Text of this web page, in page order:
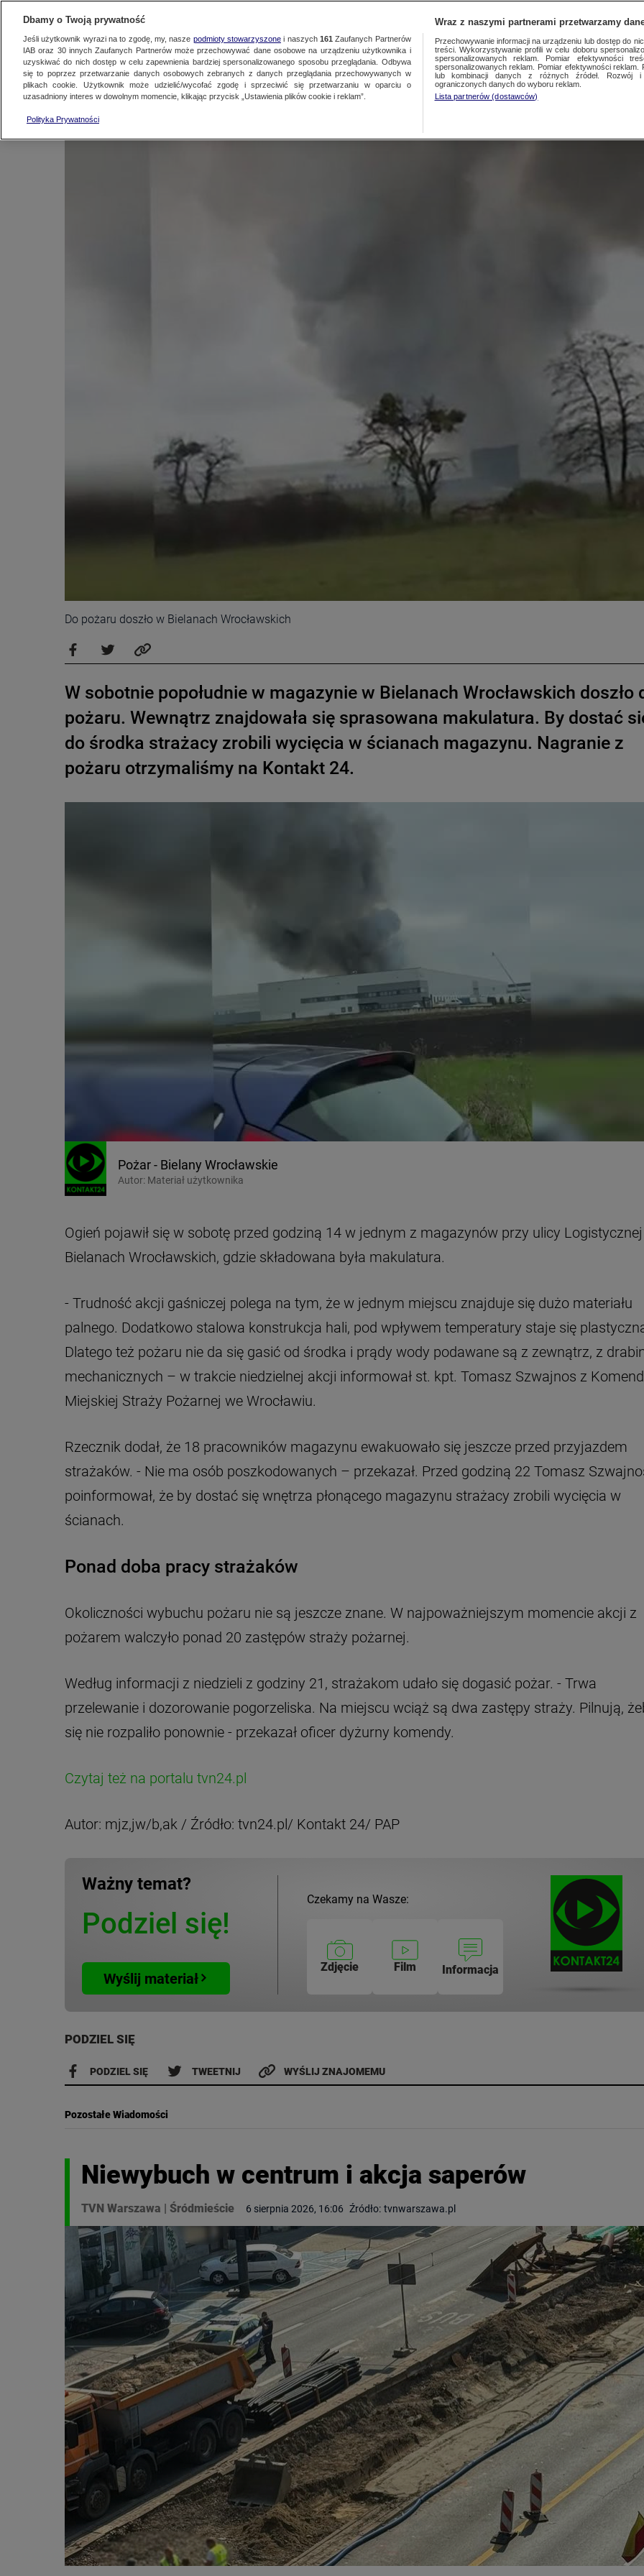
KONTAKT24 GORĄCE TEMATY
Pożar magazynu z makulaturą. Wielogodzinna
Kontakt24
Do pożaru doszło w Bielanach Wrocławskich
W sobotnie popołudnie w magazynie w Bielanach Wrocławskich doszło
pożaru. Wewnątrz znajdowała się sprasowana makulatura. By dostać
do środka strażacy zrobili wycięcia w ścianach magazynu. Nagranie z
pożaru otrzymaliśmy na Kontakt 24.
Pożar - Bielany Wrocławskie
Autor: Materiał użytkownika
Ogień pojawił się w sobotę przed godziną 14 w jednym z magazynów przy ulicy
Bielanach Wrocławskich, gdzie składowana była makulatura.
- Trudność akcji gaśniczej polega na tym, że w jednym miejscu znajduje się dużo materiału
palnego. Dodatkowo stalowa konstrukcja hali, pod wpływem temperatury staje się
Dlatego też pożaru nie da się gasić od środka i prądy wody podawane są z zewnątrz, z
mechanicznych – w trakcie niedzielnej akcji informował st. kpt. Tomasz Szwajnos z
Miejskiej Straży Pożarnej we Wrocławiu.
Rzecznik dodał, że 18 pracowników magazynu ewakuowało się jeszcze przed przyjazdem
strażaków. - Nie ma osób poszkodowanych – przekazał. Przed godziną 22 Tomasz
poinformował, że by dostać się wnętrza płonącego magazynu strażacy zrobili wycięcia w
ścianach.
Ponad doba pracy strażaków
Okoliczności wybuchu pożaru nie są jeszcze znane. W najpoważniejszym momencie akcji z
pożarem walczyło ponad 20 zastępów straży pożarnej.
Według informacji z niedzieli z godziny 21, strażakom udało się dogasić pożar. - Trwa
przelewanie i dozorowanie pogorzeliska. Na miejscu wciąż są dwa zastępy straży. Pilnują,
się nie rozpaliło ponownie - przekazał oficer dyżurny komendy.
Czytaj też na portalu tvn24.pl
Autor: mjz,jw/b,ak / Źródło: tvn24.pl/ Kontakt 24/ PAP
Ważny temat?
Podziel się!
Wyślij materiał
Czekamy na Wasze:
Zdjęcie Film Informacja
PODZIEL SIĘ
PODZIEL SIĘ TWEETNIJ WYŚLIJ ZNAJOMEMU
Pozostałe Wiadomości
Niewybuch w centrum i akcja saperów
TVN Warszawa Śródmieście 6 sierpnia 2026, 16:06 Źródło: tvnwarszawa.pl
Dbamy o Twoją prywatność
Jeśli użytkownik wyrazi na to zgodę, my, nasze podmioty stowarzyszonei naszych 161 Zaufanych Partnerów
IAB oraz 30innych Zaufanych Partnerów może przechowywać dane osobowe na urządzeniu użytkownika i
uzyskiwać do nich dostęp w celu zapewnienia bardziej spersonalizowanego sposobu przeglądania. Odbywa
się to poprzez przetwarzanie danych osobowych zebranych z danych przeglądania przechowywanych w
plikach cookie. Użytkownik może udzielić/wycofać zgodę i sprzeciwić się przetwarzaniu w oparciu o
uzasadniony interes w dowolnym momencie, klikając przycisk „Ustawienia plików cookie i reklam”.
Polityka Prywatności
Wraz z naszymi partnerami przetwarzamy
Przechowywanie informacji na urządzeniu lub dostęp do
treści. Wykorzystywanie profili w celu doboru
spersonalizowanych reklam. Pomiar efektywności
spersonalizowanych reklam. Pomiar efektywności
lub kombinacji danych z różnych źródeł. Rozwój i
ograniczonych danych do wyboru reklam.
Lista partnerów (dostawców)